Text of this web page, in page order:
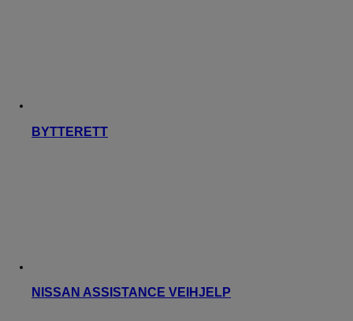
BYTTERETT
NISSAN ASSISTANCE VEIHJELP